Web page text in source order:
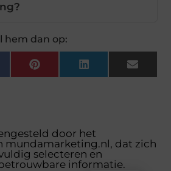
hem dan op:
PinterestLinkedInEmail
door het
mundamarketing.nl, dat zich
selecteren en
informatie.